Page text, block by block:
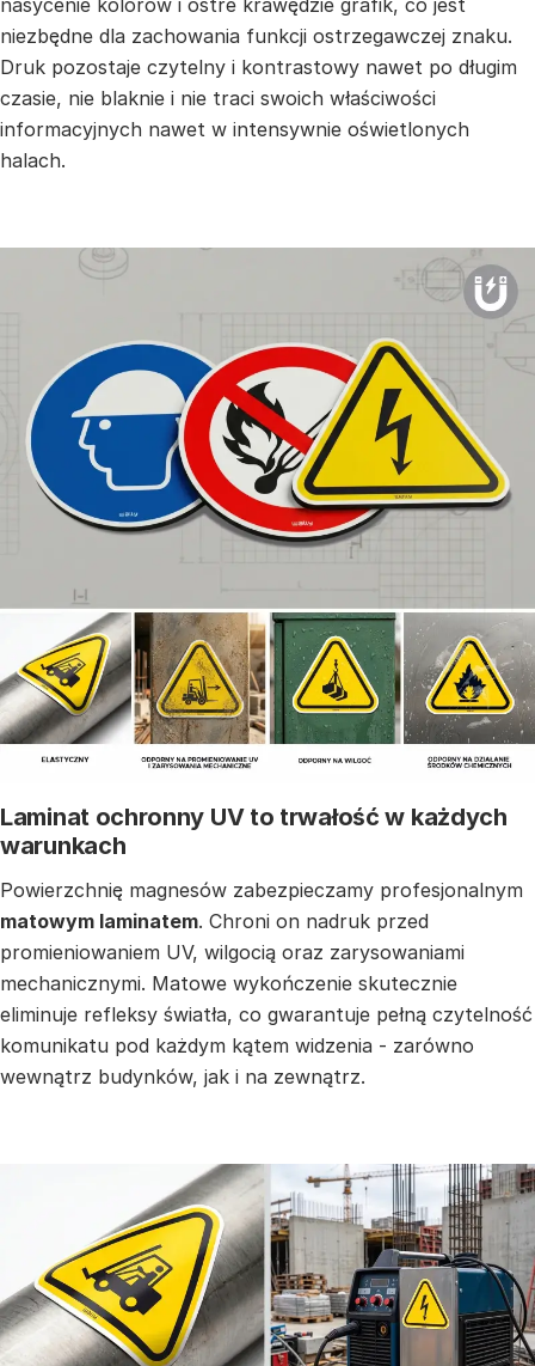
niezbędne dla zachowania funkcji ostrzegawczej znaku.
Druk pozostaje czytelny i kontrastowy nawet po długim
czasie, nie blaknie i nie traci swoich właściwości
informacyjnych nawet w intensywnie oświetlonych
halach.
Laminat ochronny UV to trwałość w każdych
warunkach
Powierzchnię magnesów zabezpieczamy profesjonalnym
matowym laminatem. Chroni on nadruk przed
promieniowaniem UV, wilgocią oraz zarysowaniami
mechanicznymi. Matowe wykończenie skutecznie
eliminuje refleksy światła, co gwarantuje pełną czytelność
komunikatu pod każdym kątem widzenia - zarówno
wewnątrz budynków, jak i na zewnątrz.